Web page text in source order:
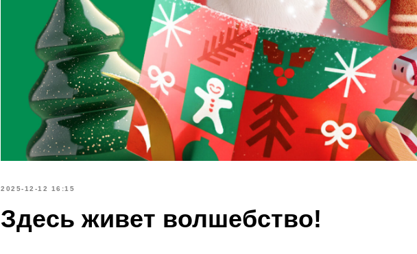
2025-12-12 16:15
Здесь живет волшебство!